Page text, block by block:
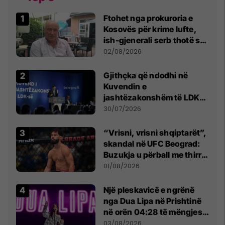
Ftohet nga prokuroria e
Kosovës për krime lufte,
ish-gjenerali serb thotë se
dikush e tradhtoi në
02/08/2026
Gjithçka që ndodhi në
Kuvendin e
jashtëzakonshëm të LDK-
së
30/07/2026
“Vrisni, vrisni shqiptarët”,
skandal në UFC Beograd:
Buzukja u përball me thirrje
anti-shqiptare nga
01/08/2026
Një pleskavicë e ngrënë
nga Dua Lipa në Prishtinë
në orën 04:28 të mëngjesit
- dhe bota digjitale serbe